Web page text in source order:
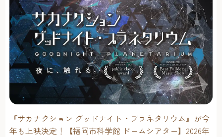
『サカナクション グッドナイト・プラネタリウム』が今
年も上映決定！【福岡市科学館 ドームシアター】2026年